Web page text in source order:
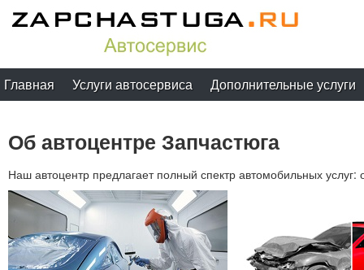
Главная Услуги автосервиса Дополнительные услуги
Об автоцентре Запчастюга
Наш автоцентр предлагает полный спектр автомобильных